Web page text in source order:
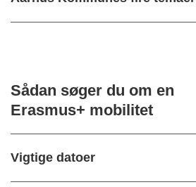
Sådan søger du om en
Erasmus+ mobilitet
Vigtige datoer